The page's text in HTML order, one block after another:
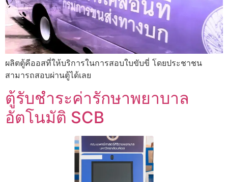
ผลิตตู้คีออสที่ให้บริการในการสอบใบขับขี่ โดยประชาชน
สามารถสอบผ่านตู้ได้เลย
ตู้รับชำระค่ารักษาพยาบาล
อัตโนมัติ SCB